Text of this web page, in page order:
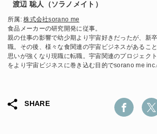
渡辺 聡人（ソラノメイト）
所属:株式会社sorano me
食品メーカーの研究開発に従事。
親の仕事の影響で幼少期より宇宙好きだったが、新
職。その後、様々な食関連の宇宙ビジネスがあるこ
思いが強くなり現職に転職。宇宙関連のプロジェク
をより宇宙ビジネスに巻き込む目的でsorano me inc.
SHARE